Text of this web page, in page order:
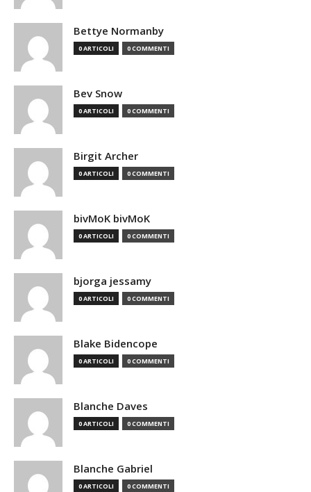
Bettye Normanby
0 ARTICOLI 0 COMMENTI
Bev Snow
0 ARTICOLI 0 COMMENTI
Birgit Archer
0 ARTICOLI 0 COMMENTI
bivMoK bivMoK
0 ARTICOLI 0 COMMENTI
bjorga jessamy
0 ARTICOLI 0 COMMENTI
Blake Bidencope
0 ARTICOLI 0 COMMENTI
Blanche Daves
0 ARTICOLI 0 COMMENTI
Blanche Gabriel
0 ARTICOLI 0 COMMENTI